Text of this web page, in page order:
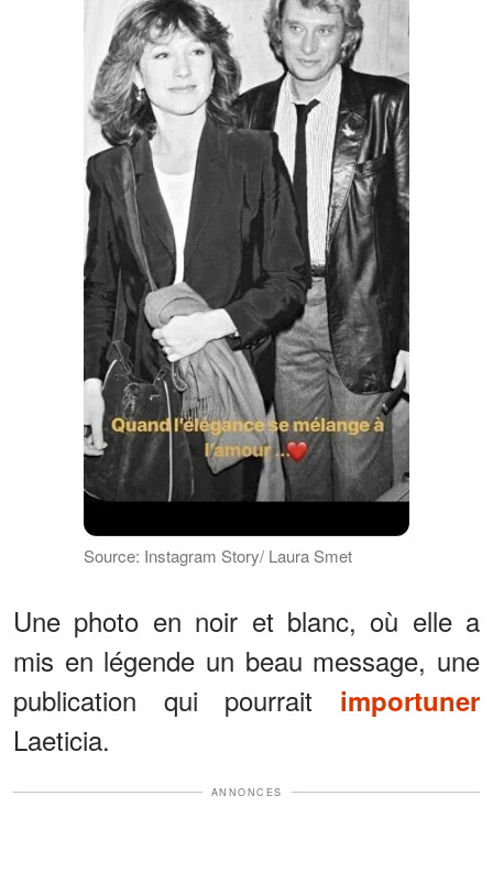
Source: Instagram Story/ Laura Smet
Une photo en noir et blanc, où elle a
mis en légende un beau message, une
publication qui pourrait importuner
Laeticia.
ANNONCES